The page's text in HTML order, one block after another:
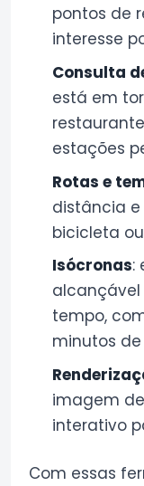
pontos de
interesse
Consulta
está em
estações
Rotas e
distância
bicicleta
Isócronas:
tempo,
minutos
imagem
interativo
Com essas